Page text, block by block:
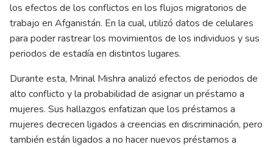
los efectos de los conflictos en los flujos migratorios de
trabajo en Afganistán. En la cual, utilizó datos de celulares
para poder rastrear los movimientos de los individuos y sus
periodos de estadía en distintos lugares.
Durante esta, Mrinal Mishra analizó efectos de periodos de
alto conflicto y la probabilidad de asignar un préstamo a
mujeres. Sus hallazgos enfatizan que los préstamos a
mujeres decrecen ligados a creencias en discriminación, pero
también están ligados a no hacer nuevos préstamos a